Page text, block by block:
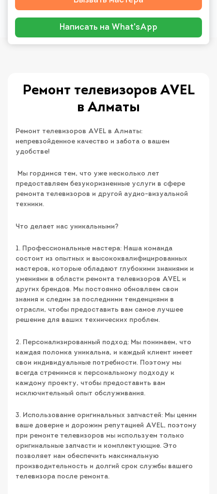
Написать на What'sApp
Ремонт телевизоров AVEL
в Алматы
Ремонт телевизоров AVEL в Алматы:
непревзойденное качество и забота о вашем
удобстве!
Мы гордимся тем, что уже несколько лет
предоставляем безукоризненные услуги в сфере
ремонта телевизоров и другой аудио-визуальной
техники.
Что делает нас уникальными?
1. Профессиональные мастера: Наша команда
состоит из опытных и высококвалифицированных
мастеров, которые обладают глубокими знаниями и
умениями в области ремонта телевизоров AVEL и
других брендов. Мы постоянно обновляем свои
знания и следим за последними тенденциями в
отрасли, чтобы предоставить вам самое лучшее
решение для ваших технических проблем.
2. Персонализированный подход: Мы понимаем, что
каждая поломка уникальна, и каждый клиент имеет
свои индивидуальные потребности. Поэтому мы
всегда стремимся к персональному подходу к
каждому проекту, чтобы предоставить вам
исключительный опыт обслуживания.
3. Использование оригинальных запчастей: Мы ценим
ваше доверие и дорожим репутацией AVEL, поэтому
при ремонте телевизоров мы используем только
оригинальные запчасти и комплектующие. Это
позволяет нам обеспечить максимальную
производительность и долгий срок службы вашего
телевизора после ремонта.